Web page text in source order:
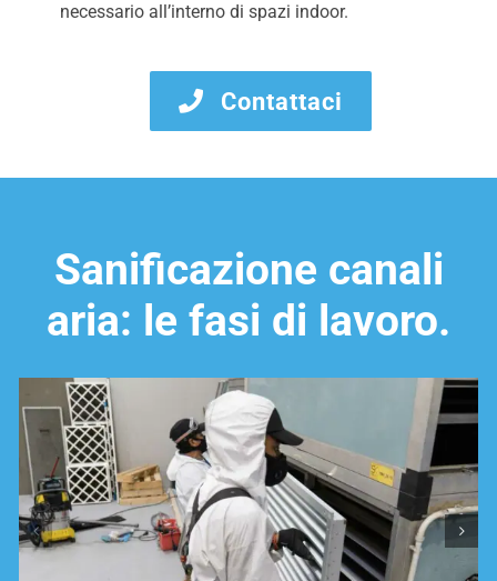
necessario all’interno di spazi indoor.
Contattaci
Sanificazione canali
aria: le fasi di lavoro.